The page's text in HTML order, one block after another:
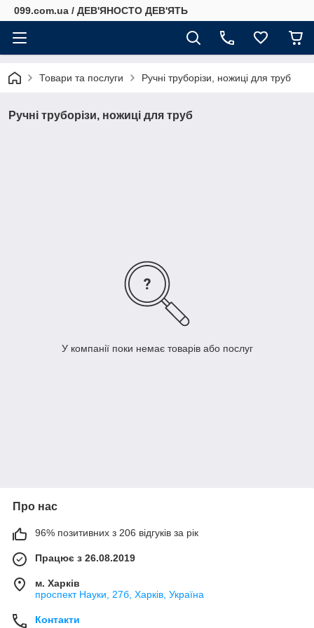
099.com.ua / ДЕВ'ЯНОСТО ДЕВ'ЯТЬ
Товари та послуги Ручні труборізи, ножиці для труб
Ручні труборізи, ножиці для труб
У компанії поки немає товарів або послуг
Про нас
96% позитивних з 206 відгуків за рік
Працює з 26.08.2019
м. Харків
проспект Науки, 27б, Харків, Україна
Контакти